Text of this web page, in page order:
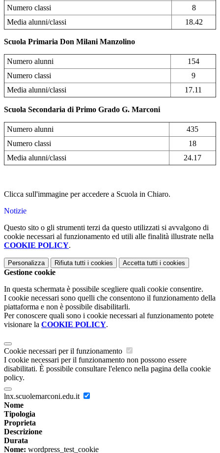
Numero classi
8
Media alunni/classi
18.42
Scuola Primaria Don Milani Manzolino
Numero alunni
154
Numero classi
9
Media alunni/classi
17.11
Scuola Secondaria di Primo Grado G. Marconi
Numero alunni
435
Numero classi
18
Media alunni/classi
24.17
Clicca sull'immagine per accedere a Scuola in Chiaro.
Notizie
Questo sito o gli strumenti terzi da questo utilizzati si avvalgono di
cookie necessari al funzionamento ed utili alle finalità illustrate nella
COOKIE POLICY.
Personalizza Rifiuta tutti i cookies Accetta tutti i cookies
Gestione cookie
In questa schermata è possibile scegliere quali cookie consentire.
I cookie necessari sono quelli che consentono il funzionamento della
piattaforma e non è possibile disabilitarli.
Per conoscere quali sono i cookie necessari al funzionamento potete
visionare la COOKIE POLICY.
Cookie necessari per il funzionamento
I cookie necessari per il funzionamento non possono essere
disabilitati. È possibile consultare l'elenco nella pagina della cookie
policy.
lnx.scuolemarconi.edu.it
Nome
Tipologia
Proprieta
Descrizione
Durata
Nome: wordpress_test_cookie